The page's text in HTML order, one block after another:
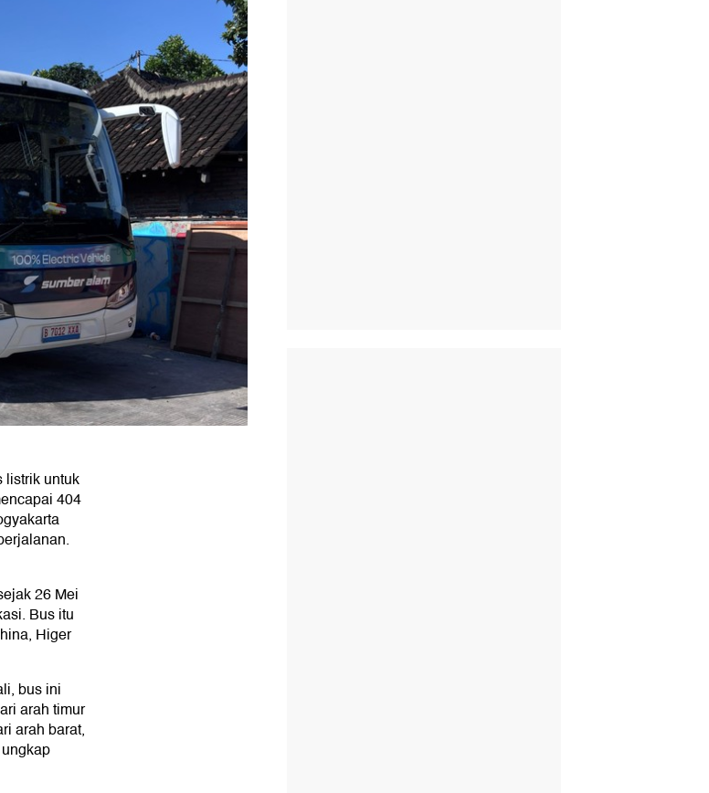
listrik untuk
404
26 Mei
Bus itu
Higer
bus ini
arah timur
arah barat,